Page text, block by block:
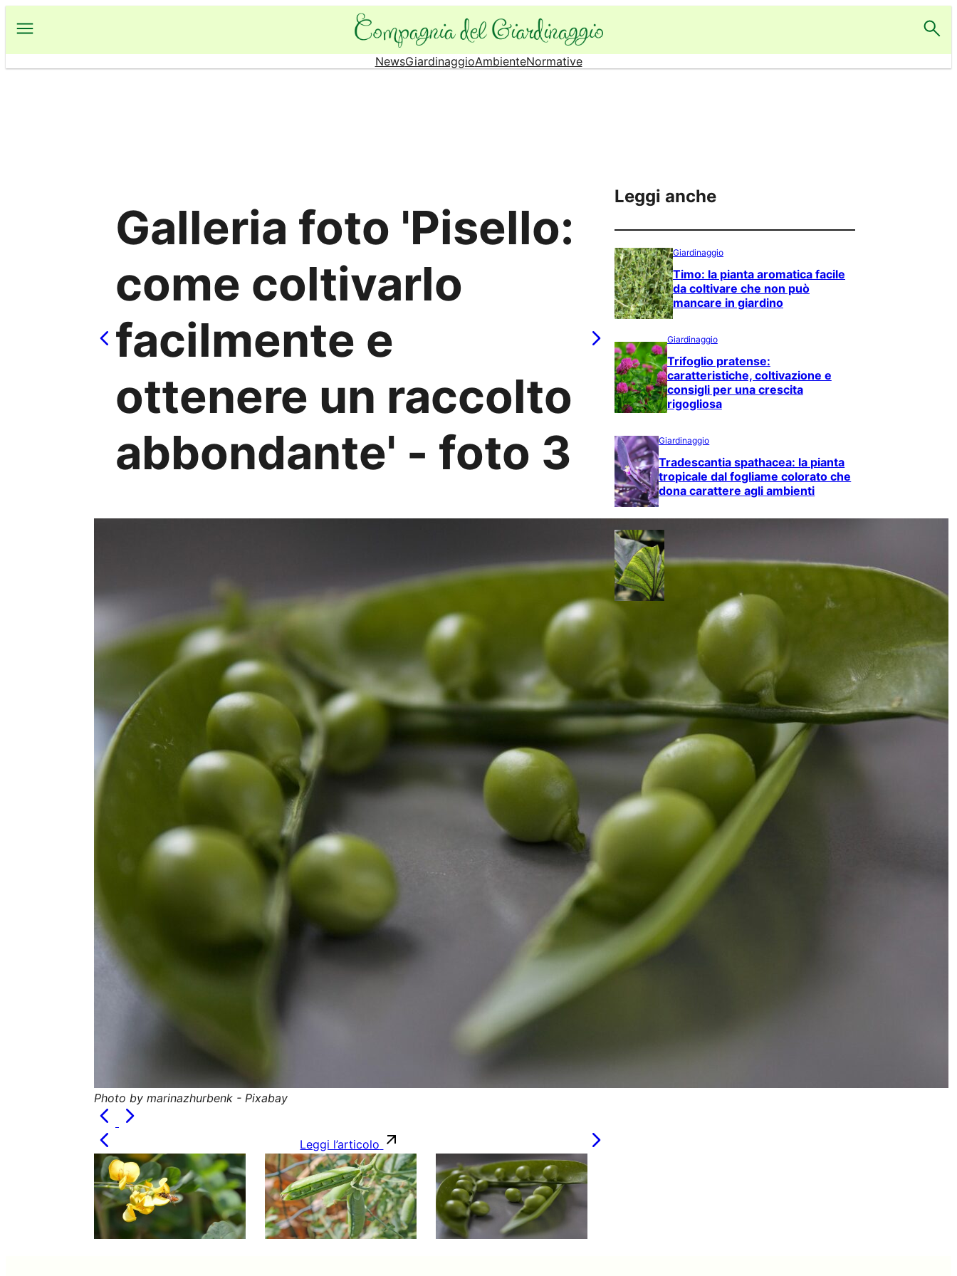
NewsGiardinaggioAmbienteNormative
Galleria foto 'Pisello:
come coltivarlo
facilmente e
ottenere un raccolto
abbondante' - foto 3
Photo by marinazhurbenk - Pixabay
Leggi l’articolo
Leggi anche
Giardinaggio
Timo: la pianta aromatica facile
da coltivare che non può
mancare in giardino
Giardinaggio
Trifoglio pratense:
caratteristiche, coltivazione e
consigli per una crescita
rigogliosa
Giardinaggio
Tradescantia spathacea: la pianta
tropicale dal fogliame colorato che
dona carattere agli ambienti
Taro: come coltivare la pianta
tropicale dalle foglie spettacolari
e dai tuberi commestibili